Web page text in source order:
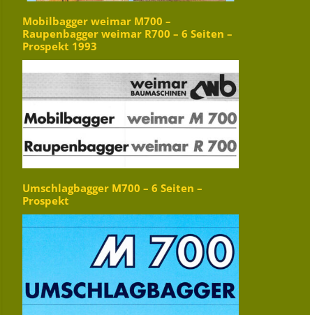
Mobilbagger weimar M700 –
Raupenbagger weimar R700 – 6 Seiten –
Prospekt 1993
Umschlagbagger M700 – 6 Seiten –
Prospekt